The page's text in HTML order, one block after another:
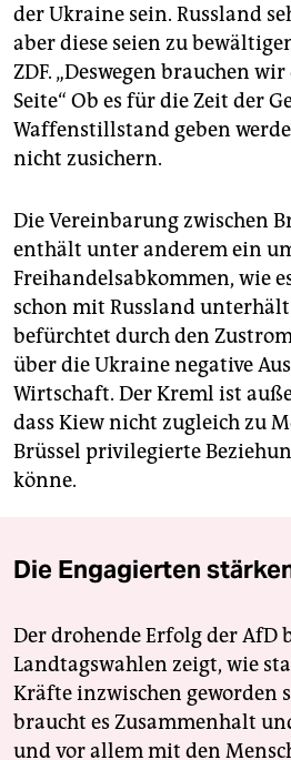
der Ukraine sein. Russland
aber diese seien zu
ZDF. „Deswegen brauchen
Seite“ Ob es für die Zeit der
Waffenstillstand geben
nicht zusichern.
Die Vereinbarung zwischen
enthält unter anderem ein
Freihandelsabkommen, wie
schon mit Russland
befürchtet durch den
über die Ukraine negative
Wirtschaft. Der Kreml ist
dass Kiew nicht zugleich zu
Brüssel privilegierte
könne.
Die Engagierten
Der drohende Erfolg der AfD
Landtagswahlen zeigt, wie
Kräfte inzwischen geworden
braucht es Zusammenhalt
und vor allem mit den